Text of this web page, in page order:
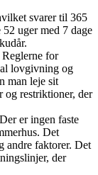
svarer til 365
uger med 7 dage
for
lovgivning og
man leje sit
og restriktioner, der
er ingen faste
Det
andre faktorer. Det
der